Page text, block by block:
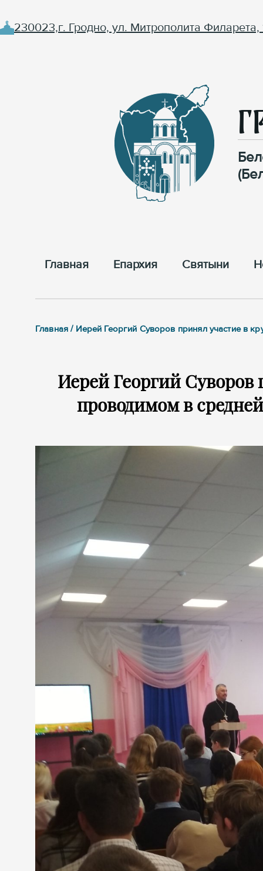
230023,г. Гродно, ул. Митрополита Филарета,
Главная Епархия Cвятыни
Главная / Иерей Георгий Суворов принял участие в
Иерей Георгий Суворов
проводимом в